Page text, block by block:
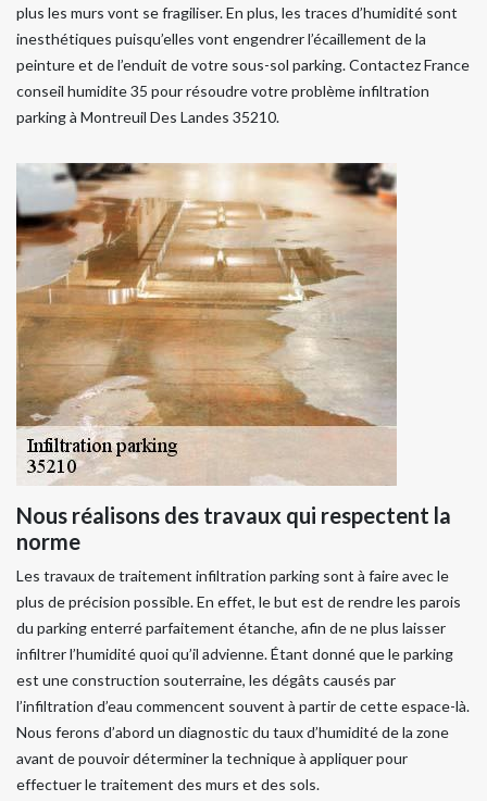
plus les murs vont se fragiliser. En plus, les traces d’humidité sont
inesthétiques puisqu’elles vont engendrer l’écaillement de la
peinture et de l’enduit de votre sous-sol parking. Contactez France
conseil humidite 35 pour résoudre votre problème infiltration
parking à Montreuil Des Landes 35210.
Nous réalisons des travaux qui respectent la
norme
Les travaux de traitement infiltration parking sont à faire avec le
plus de précision possible. En effet, le but est de rendre les parois
du parking enterré parfaitement étanche, afin de ne plus laisser
infiltrer l’humidité quoi qu’il advienne. Étant donné que le parking
est une construction souterraine, les dégâts causés par
l’infiltration d’eau commencent souvent à partir de cette espace-là.
Nous ferons d’abord un diagnostic du taux d’humidité de la zone
avant de pouvoir déterminer la technique à appliquer pour
effectuer le traitement des murs et des sols.